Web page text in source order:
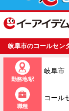
岐阜市のコールセン
勤務地/駅
岐阜市
職種
コール